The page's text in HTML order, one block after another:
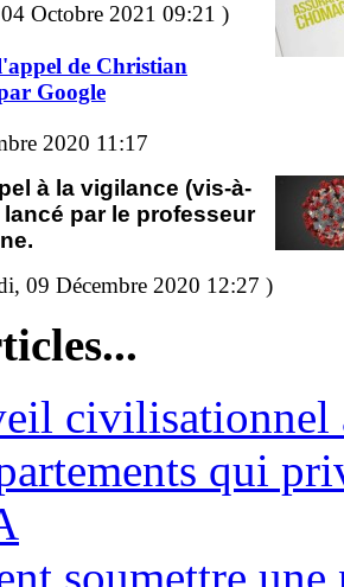
Octobre 2021 09:21 )
de Christian
Google
2020 11:17
à la vigilance (vis-à-
par le professeur
09 Décembre 2020 12:27 )
qui
soumettre